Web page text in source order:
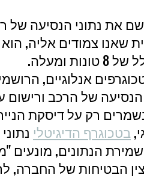
את נתוני הנסיעה של
שאנו צמודים אליה,
אנלוגיים,
של הרכב ורישום
נשמרים רק על דיסקת
בטכוגרף הדיגיטלי
הנתונים, מונעים
הבטיחות של החברה,